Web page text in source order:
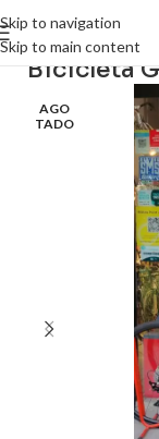
Skip to navigation
Skip to main content
Bicicleta
AGO
TADO